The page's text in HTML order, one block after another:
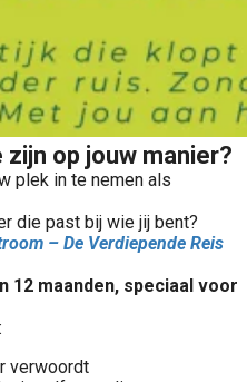
op jouw manier?
plek in te nemen als
die past bij wie jij bent?
– De Verdiepende Reis
12 maanden, speciaal voor
verwoordt